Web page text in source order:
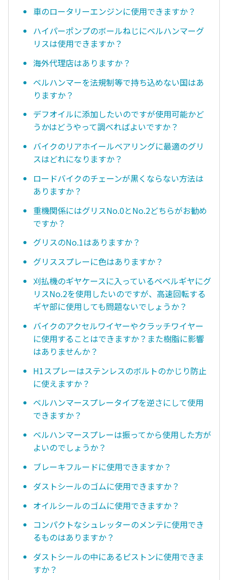
車のロータリーエンジンに使用できますか？
ハイパーポンプのボールねじにベルハンマーグ
リスは使用できますか？
海外代理店はありますか？
ベルハンマーを法規制等で持ち込めない国はあ
りますか？
デフオイルに添加したいのですが使用可能かど
うかはどうやって調べればよいですか？
バイクのリアホイールベアリングに最適のグリ
スはどれになりますか？
ロードバイクのチェーンが黒くならない方法は
ありますか？
重機関係にはグリスNo.0とNo.2どちらがお勧め
ですか？
グリスのNo.1はありますか？
グリススプレーに色はありますか？
刈払機のギヤケースに入っているベベルギヤにグ
リスNo.2を使用したいのですが、高速回転する
ギヤ部に使用しても問題ないでしょうか？
バイクのアクセルワイヤーやクラッチワイヤー
に使用することはできますか？また樹脂に影響
はありませんか？
H1スプレーはステンレスのボルトのかじり防止
に使えますか？
ベルハンマースプレータイプを逆さにして使用
できますか？
ベルハンマースプレーは振ってから使用した方が
よいのでしょうか？
ブレーキフルードに使用できますか？
ダストシールのゴムに使用できますか？
オイルシールのゴムに使用できますか？
コンパクトなシュレッターのメンテに使用でき
るものはありますか？
ダストシールの中にあるピストンに使用できま
すか？